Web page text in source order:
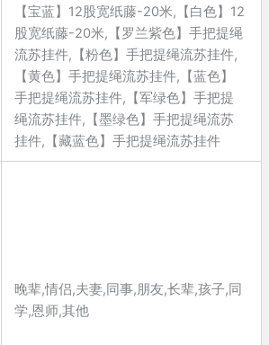
【宝蓝】12股宽纸藤-20米,【白色】12
股宽纸藤-20米,【罗兰紫色】手把提绳
流苏挂件,【粉色】手把提绳流苏挂件,
【黄色】手把提绳流苏挂件,【蓝色】
手把提绳流苏挂件,【军绿色】手把提
绳流苏挂件,【墨绿色】手把提绳流苏
挂件,【藏蓝色】手把提绳流苏挂件
晚辈,情侣,夫妻,同事,朋友,长辈,孩子,同
学,恩师,其他